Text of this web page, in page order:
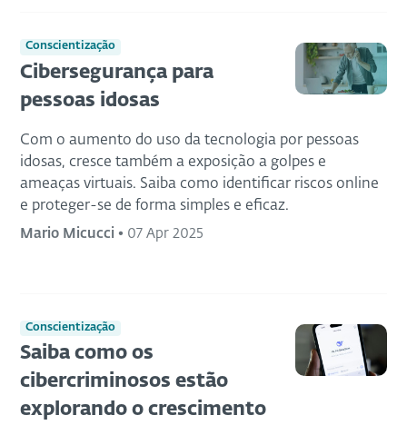
Conscientização
Cibersegurança para
pessoas idosas
Com o aumento do uso da tecnologia por pessoas
idosas, cresce também a exposição a golpes e
ameaças virtuais. Saiba como identificar riscos online
e proteger-se de forma simples e eficaz.
Mario Micucci • 07 Apr 2025
Conscientização
Saiba como os
cibercriminosos estão
explorando o crescimento